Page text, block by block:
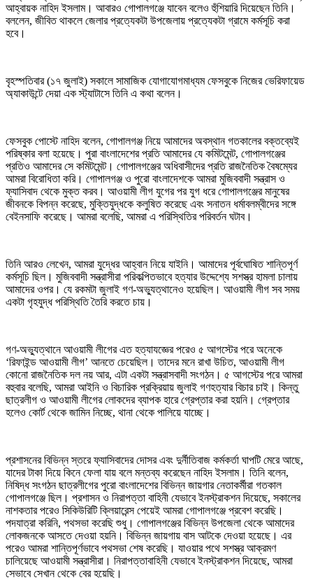
আহ্বায়ক নাহিদ ইসলাম। আবারও গোপালগঞ্জে যাবেন বলেও হুঁশিয়ারি দিয়েছেন তিনি।
বললেন, জীবিত থাকলে জেলার প্রত্যেকটা উপজেলায় প্রত্যেকটা গ্রামে কর্মসূচি করা
হবে।
বৃহস্পতিবার (১৭ জুলাই) সকালে সামাজিক যোগাযোগমাধ্যম ফেসবুকে নিজের ভেরিফায়েড
অ্যাকাউন্টে দেয়া এক স্ট্যাটাসে তিনি এ কথা বলেন।
ফেসবুক পোস্টে নাহিদ বলেন, গোপালগঞ্জ নিয়ে আমাদের অবস্থান গতকালের বক্তব্যেই
পরিষ্কার বলা হয়েছে। পুরা বাংলাদেশের প্রতি আমাদের যে কমিটমেন্ট, গোপালগঞ্জের
প্রতিও আমাদের সে কমিটমেন্ট। গোপালগঞ্জের অধিবাসীদের প্রতি রাজনৈতিক বৈষম্যের
আমরা বিরোধিতা করি। গোপালগঞ্জ ও পুরো বাংলাদেশকে আমরা মুজিববাদী সন্ত্রাস ও
ফ্যাসিবাদ থেকে মুক্ত করব। আওয়ামী লীগ যুগের পর যুগ ধরে গোপালগঞ্জের মানুষের
জীবনকে বিপন্ন করেছে, মুক্তিযুদ্ধকে কলুষিত করেছে এবং সনাতন ধর্মাবলম্বীদের সঙ্গে
বেইনসাফি করেছে। আমরা বলেছি, আমরা এ পরিস্থিতির পরিবর্তন ঘটাব।
তিনি আরও লেখেন, আমরা যুদ্ধের আহ্বান নিয়ে যাইনি। আমাদের পূর্বঘোষিত শান্তিপূর্ণ
কর্মসূচি ছিল। মুজিববাদী সন্ত্রাসীরা পরিকল্পিতভাবে হত্যার উদ্দেশ্যে সশস্ত্র হামলা চালায়
আমাদের ওপর। যে রকমটা জুলাই গণ-অভ্যুত্থানেও হয়েছিল। আওয়ামী লীগ সব সময়
একটা গৃহযুদ্ধ পরিস্থিতি তৈরি করতে চায়।
গণ-অভ্যুত্থানে আওয়ামী লীগের এত হত্যাযজ্ঞের পরেও ৫ আগস্টের পরে অনেকে
‘রিফাইন্ড আওয়ামী লীগ’ আনতে চেয়েছিল। তাদের মনে রাখা উচিত, আওয়ামী লীগ
কোনো রাজনৈতিক দল নয় আর, এটা একটা সন্ত্রাসবাদী সংগঠন। ৫ আগস্টের পরে আমরা
বহুবার বলেছি, আমরা আইনি ও বিচারিক প্রক্রিয়ায় জুলাই গণহত্যার বিচার চাই। কিন্তু
ছাত্রলীগ ও আওয়ামী লীগের লোকদের ব্যাপক হারে গ্রেপ্তার করা হয়নি। গ্রেপ্তার
হলেও কোর্ট থেকে জামিন নিচ্ছে, থানা থেকে পালিয়ে যাচ্ছে।
প্রশাসনের বিভিন্ন স্তরে ফ্যাসিবাদের দোসর এবং দুর্নীতিবাজ কর্মকর্তা ঘাপটি মেরে আছে,
যাদের টাকা দিয়ে কিনে ফেলা যায় বলে মন্তব্য করেছেন নাহিদ ইসলাম। তিনি বলেন,
নিষিদ্ধ সংগঠন ছাত্রলীগের পুরো বাংলাদেশের বিভিন্ন জায়গার নেতাকর্মীরা গতকাল
গোপালগঞ্জে ছিল। প্রশাসন ও নিরাপত্তা বাহিনী যেভাবে ইনস্ট্রাকশন দিয়েছে, সকালের
নাশকতার পরেও সিকিউরিটি ক্লিয়ারেন্স পেয়েই আমরা গোপালগঞ্জে প্রবেশ করেছি।
পদযাত্রা করিনি, পথসভা করেছি শুধু। গোপালগঞ্জের বিভিন্ন উপজেলা থেকে আমাদের
লোকজনকে আসতে দেওয়া হয়নি। বিভিন্ন জায়গায় বাস আটকে দেওয়া হয়েছে। এর
পরেও আমরা শান্তিপূর্ণভাবে পথসভা শেষ করেছি। যাওয়ার পথে সশস্ত্র আক্রমণ
চালিয়েছে আওয়ামী সন্ত্রাসীরা। নিরাপত্তাবাহিনী যেভাবে ইনস্ট্রাকশন দিয়েছে, আমরা
সেভাবে সেখান থেকে বের হয়েছি।